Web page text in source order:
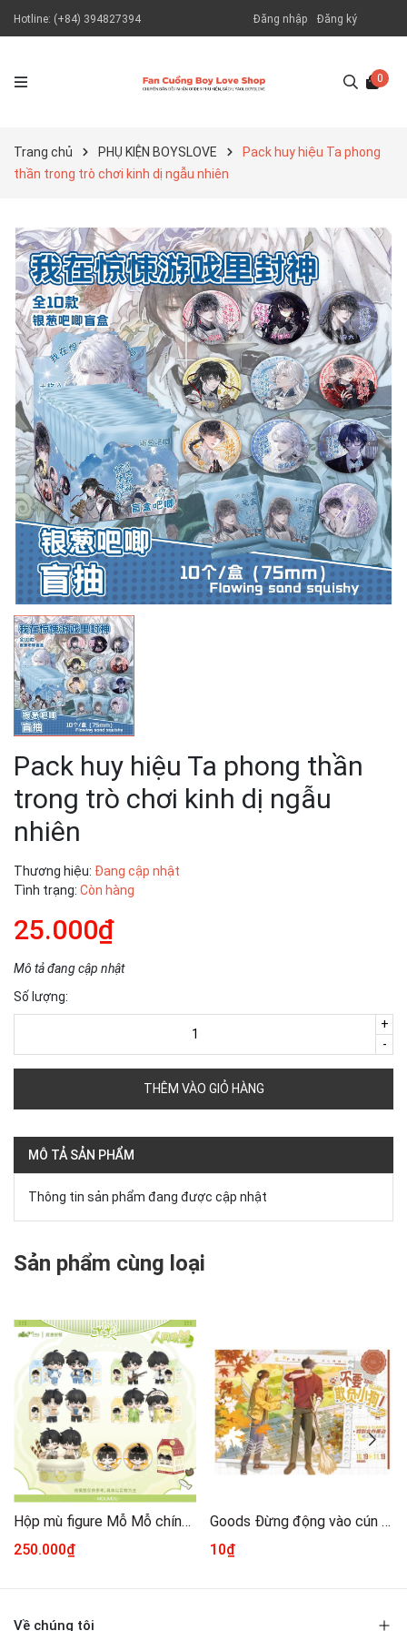
Hotline: (+84) 394827394 Đăng nhập Đăng ký
0
Trang chủ PHỤ KIỆN BOYSLOVE
Pack huy hiệu Ta phong
thần trong trò chơi kinh dị ngẫu nhiên
Pack huy hiệu Ta phong thần
trong trò chơi kinh dị ngẫu
nhiên
Thương hiệu: Đang cập nhật
Tình trạng: Còn hàng
25.000₫
Mô tả đang cập nhật
Số lượng:
-
+
THÊM VÀO GIỎ HÀNG
MÔ TẢ SẢN PHẨM
Thông tin sản phẩm đang được cập nhật
Sản phẩm cùng loại
Hộp mù figure Mỗ Mỗ chính hãng Mẫu 1
250.000₫
Goods Đừng động vào cún con chính hãng Mẫu 1 [Tổng hợp]
10₫
Về chúng tôi